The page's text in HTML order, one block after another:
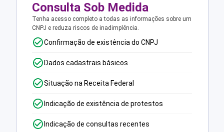
Consulta Sob Medida
Tenha acesso completo a todas as informações sobre um
CNPJ e reduza riscos de inadimplência.
Confirmação de existência do CNPJ
Dados cadastrais básicos
Situação na Receita Federal
Indicação de existência de protestos
Indicação de consultas recentes